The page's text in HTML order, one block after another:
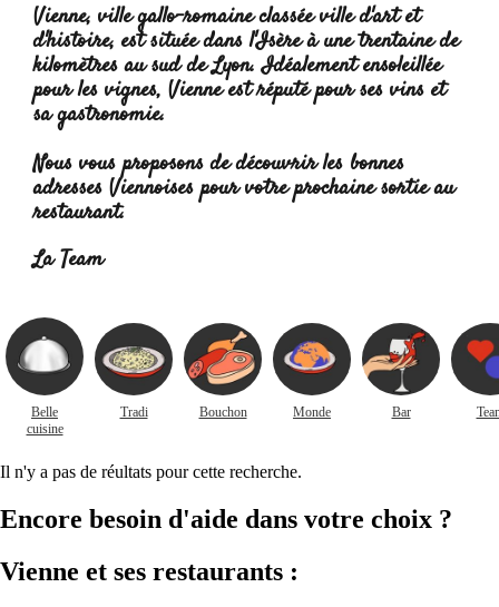
Vienne, ville gallo-romaine classée ville d'art et
d'histoire, est située dans l'Isère à une trentaine de
kilomètres au sud de Lyon. Idéalement ensoleillée
pour les vignes, Vienne est réputé pour ses vins et
sa gastronomie.
Nous vous proposons de découvrir les bonnes
adresses Viennoises pour votre prochaine sortie au
restaurant.
Lire la suite :
La Team
Belle
cuisine
Tradi Bouchon Monde Bar
Il n'y a pas de réultats pour cette recherche.
Encore besoin d'aide dans votre choix ?
Vienne et ses restaurants :